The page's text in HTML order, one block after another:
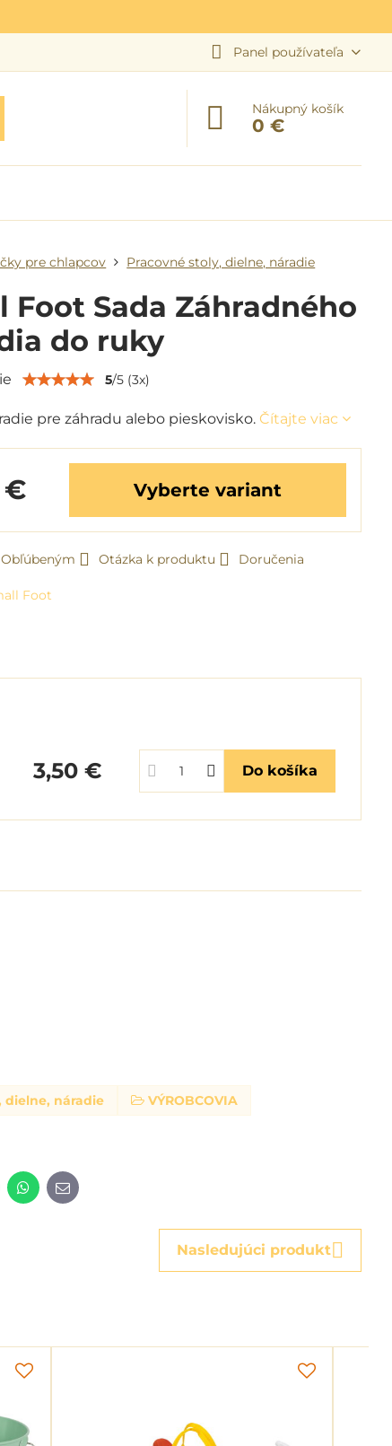
Panel používateľa
Nákupný košík
0 €
pre chlapcov Pracovné stoly, dielne, náradie
Foot Sada Záhradného
do ruky
5/5 (3x)
pre záhradu alebo pieskovisko. Čítajte viac
€ Vyberte variant
Otázka k produktu Doručenia
Foot
3,50 € Do košíka
dielne, náradie
VÝROBCOVIA
WhatsApp
E-
mail
Nasledujúci produkt